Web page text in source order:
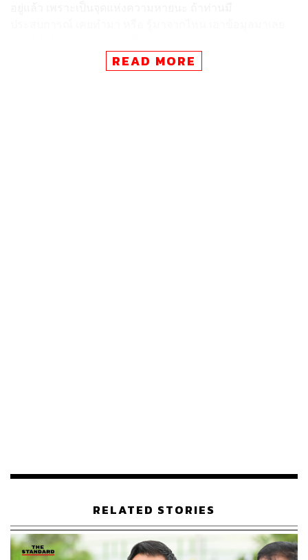
แห่งชาติ (ป.ป.ช.) อย่ามาพูดอย่างเดียว และต้องรับผิดชอบ
เพราะช่วงนี้มีการเลือกตั้ง การให้ข้อมูลที่ทำให้เกิดความ
แบบนี้ออกมาจำนานมาก ถ้ามีเหตุก็ควรพูดก่อนหน้านี้ แต่ก็
ไม่กังวล ถ้ามีอะไรก็ชี้แจงมา จะได้ไปดำเนินกฎหมายที่
เกี่ยวข้อง
READ MORE
RELATED STORIES